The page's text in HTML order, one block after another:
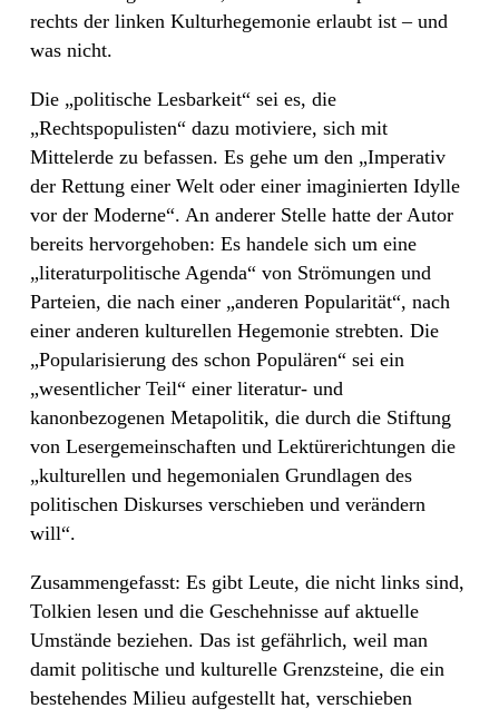
rechts der linken Kulturhegemonie erlaubt ist – und
was nicht.
Die „politische Lesbarkeit“ sei es, die
„Rechtspopulisten“ dazu motiviere, sich mit
Mittelerde zu befassen. Es gehe um den „Imperativ
der Rettung einer Welt oder einer imaginierten Idylle
vor der Moderne“. An anderer Stelle hatte der Autor
bereits hervorgehoben: Es handele sich um eine
„literaturpolitische Agenda“ von Strömungen und
Parteien, die nach einer „anderen Popularität“, nach
einer anderen kulturellen Hegemonie strebten. Die
„Popularisierung des schon Populären“ sei ein
„wesentlicher Teil“ einer literatur- und
kanonbezogenen Metapolitik, die durch die Stiftung
von Lesergemeinschaften und Lektürerichtungen die
„kulturellen und hegemonialen Grundlagen des
politischen Diskurses verschieben und verändern
will“.
Zusammengefasst: Es gibt Leute, die nicht links sind,
Tolkien lesen und die Geschehnisse auf aktuelle
Umstände beziehen. Das ist gefährlich, weil man
damit politische und kulturelle Grenzsteine, die ein
bestehendes Milieu aufgestellt hat, verschieben